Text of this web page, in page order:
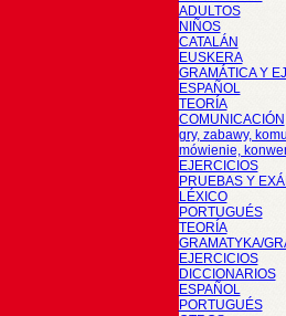
ADULTOS
NIÑOS
CATALÁN
EUSKERA
GRAMÁTICA Y
ESPAÑOL
TEORÍA
COMUNICACIÓN
gry, zabawy,
mówienie,
EJERCICIOS
PRUEBAS Y
LÉXICO
PORTUGUÉS
TEORÍA
GRAMATYKA/
EJERCICIOS
DICCIONARIOS
ESPAÑOL
PORTUGUÉS